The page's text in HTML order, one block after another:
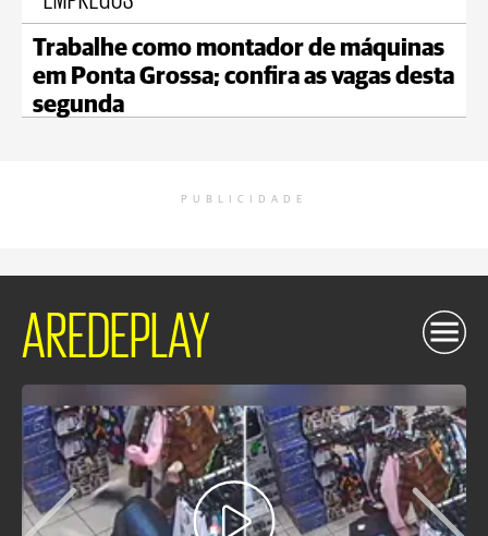
Trabalhe como montador de máquinas
em Ponta Grossa; confira as vagas desta
segunda
PUBLICIDADE
AREDEPLAY